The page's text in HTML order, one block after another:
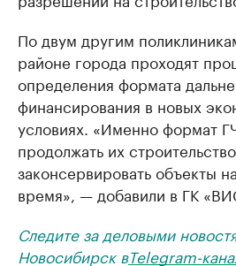
По двум другим
районе города проходят
определения формата
финансирования в новых
условиях. «Именно формат
продолжать их
законсервировать объекты
время», — добавили в ГК
Следите за деловыми
Новосибирск вTelegram-